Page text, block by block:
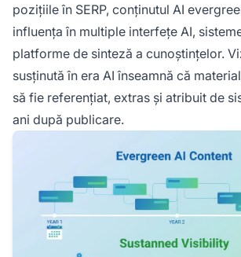
pozițiile în SERP, conținutul AI
influența în multiple interfețe AI,
platforme de sinteză a cunoștințelor.
susținută în era AI înseamnă că
să fie referențiat, extras și atribuit de
ani după publicare.